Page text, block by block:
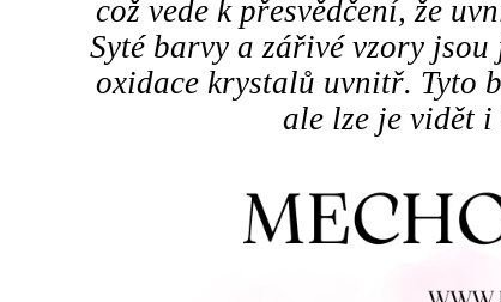
což vede k přesvědčení, že
Syté barvy a zářivé vzory
oxidace krystalů uvnitř. Tyto
ale lze je vidět i